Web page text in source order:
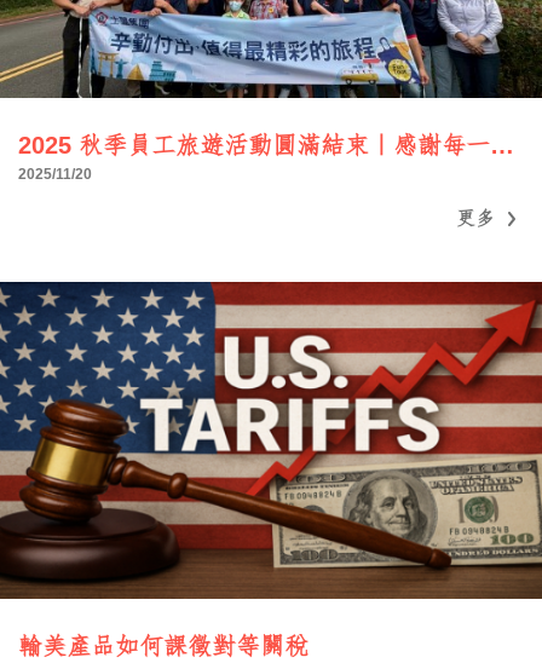
2025 秋季員工旅遊活動圓滿結束｜感謝每一位參與的夥伴！
2025/11/20
更多
更多
輸美產品如何課徵對等關稅